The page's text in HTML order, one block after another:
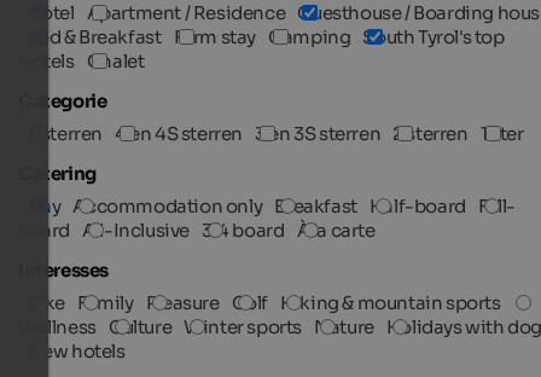
Hotel Apartment / Residence Guesthouse / Boarding
Bed & Breakfast Farm stay Camping South Tyrol's top
Hotels Chalet
Categorie
5 sterren 4 en 4S sterren 3 en 3S sterren 2 sterren 1 ster
Catering
Any Accommodation only Breakfast Half-board
Full-
board All-Inclusive 3/4 board À la carte
Interesses
Bike Family Pleasure Golf Hiking & mountain sports
Wellness Culture Winter sports Nature Holidays with
New hotels